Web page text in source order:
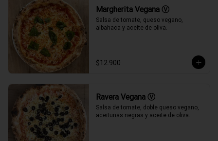
Margherita Vegana Ⓥ
Salsa de tomate, queso vegano,
albahaca y aceite de oliva.
$12.900
Ravera Vegana Ⓥ
Salsa de tomate, doble queso vegano,
aceitunas negras y aceite de oliva.